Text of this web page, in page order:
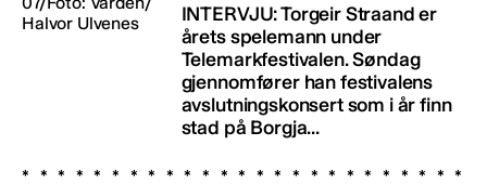
INTERVJU: Torgeir Straand er
årets spelemann under
Telemarkfestivalen. Søndag
gjennomfører han festivalens
avslutningskonsert som i år finn
stad på Borgja...